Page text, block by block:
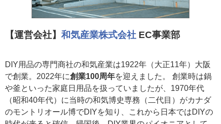
【運営会社】 和気産業株式会社 EC事業部
DIY用品の専門商社の和気産業は1922年（大正11年）大阪
で創業。2022年に創業100周年を迎えました。 創業時は鍋
や釜といった家庭日用品を扱っていましたが、1970年代
（昭和40年代）に当時の和気博史専務（二代目）がカナダ
のモントリオール博でDIYを知り、これから日本ではDIYの